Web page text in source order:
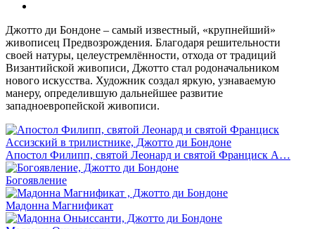
Джотто ди Бондоне – самый известный, «крупнейший»
живописец Предвозрождения. Благодаря решительности
своей натуры, целеустремлённости, отхода от традиций
Византийской живописи, Джотто стал родоначальником
нового искусства. Художник создал яркую, узнаваемую
манеру, определившую дальнейшее развитие
западноевропейской живописи.
Апостол Филипп, святой Леонард и святой Франциск А…
Богоявление
Мадонна Магнификат